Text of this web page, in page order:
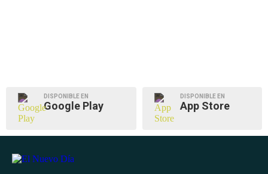
DISPONIBLE EN
Google Play
DISPONIBLE EN
App Store